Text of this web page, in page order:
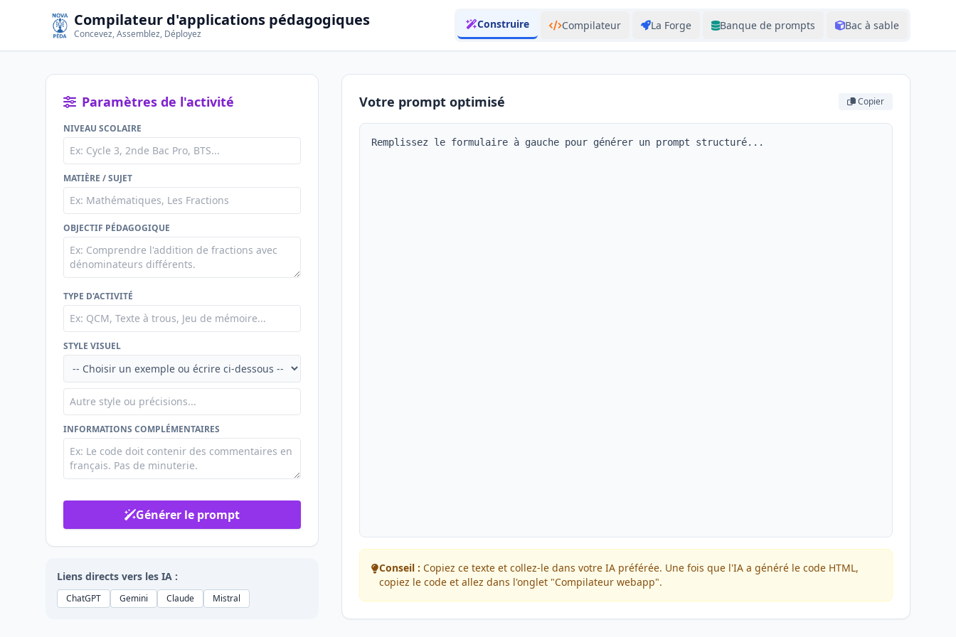
Compilateur d'applications pédagogiques
Concevez, Assemblez, Déployez
Construire Compilateur La Forge Banque de prompts Bac à sable
Paramètres de l'activité
NIVEAU SCOLAIRE
MATIÈRE / SUJET
OBJECTIF PÉDAGOGIQUE
TYPE D'ACTIVITÉ
STYLE VISUEL
INFORMATIONS COMPLÉMENTAIRES
Générer le prompt
Liens directs vers les IA :
ChatGPT Gemini Claude Mistral
Votre prompt optimisé Copier
Conseil : Copiez ce texte et collez-le dans votre IA préférée. Une fois que l'IA a généré le code HTML,
copiez le code et allez dans l'onglet "Compilateur webapp".